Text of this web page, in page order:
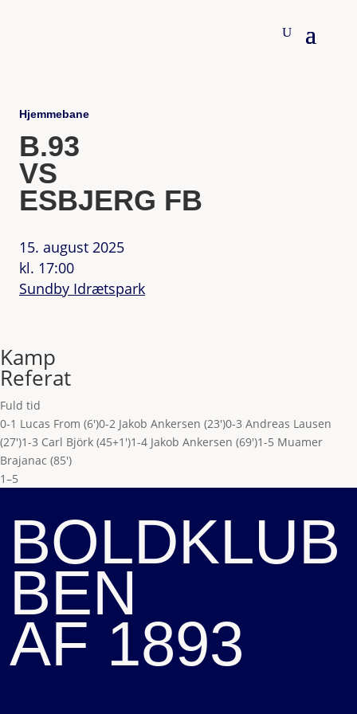
Hjemmebane
B.93
VS
ESBJERG FB
15. august 2025
kl. 17:00
Sundby Idrætspark
Kamp
Referat
Fuld tid
0-1 Lucas From (6')0-2 Jakob Ankersen (23')0-3 Andreas Lausen
(27')1-3 Carl Björk (45+1')1-4 Jakob Ankersen (69')1-5 Muamer
Brajanac (85')
1–5
BOLDKLUB
BEN
AF 1893